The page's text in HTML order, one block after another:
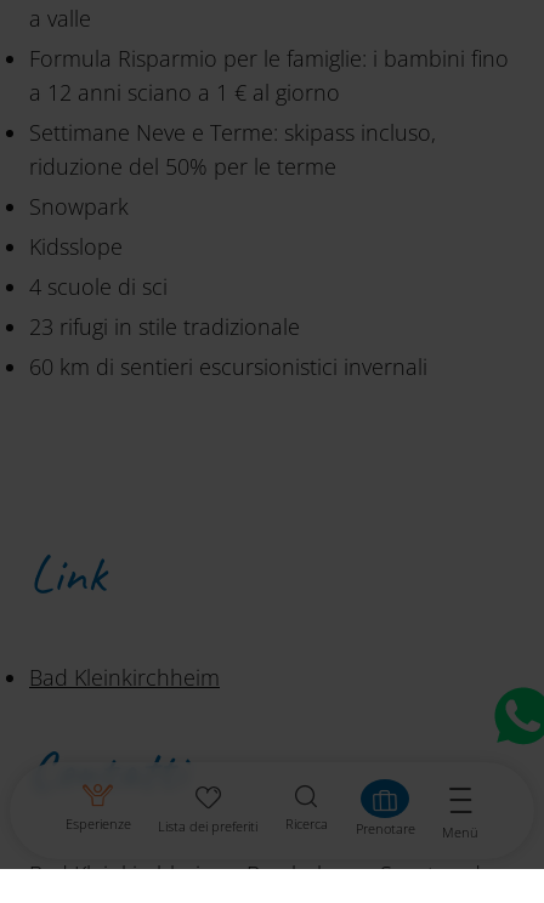
Esperienze Lista dei preferiti Ricerca Prenotare Menü
a valle
Formula Risparmio per le famiglie: i bambini fino
a 12 anni sciano a 1 € al giorno
Settimane Neve e Terme: skipass incluso,
riduzione del 50% per le terme
Snowpark
Kidsslope
4 scuole di sci
23 rifugi in stile tradizionale
60 km di sentieri escursionistici invernali
Link
Bad Kleinkirchheim
Contatti
Bad Kleinkirchheimer Bergbahnen, Sport und